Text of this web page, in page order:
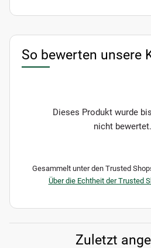
So bewerten unsere
Dieses Produkt wurde
nicht bewertet.
Gesammelt unter den Trusted
Über die Echtheit der Trusted
Zuletzt